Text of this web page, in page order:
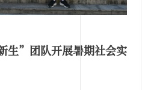
生”团队开展暑期社会实